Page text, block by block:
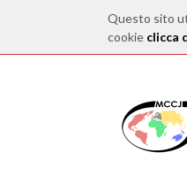
Questo sito
cookie clicca